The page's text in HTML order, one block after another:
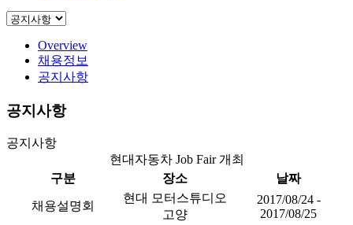
Overview
채용정보
공지사항
공지사항
공지사항
현대자동차 Job Fair 개최
구분
장소 날짜
채용설명회
현대 모터스튜디오
고양
2017/08/24 -
2017/08/25